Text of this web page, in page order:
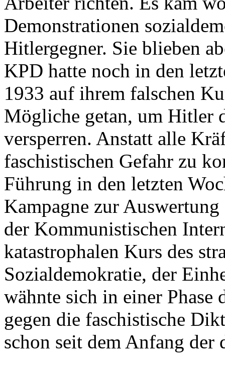
Demonstrationen
Hitlergegner. Sie blieben
KPD hatte noch in den
1933 auf ihrem falschen
Mögliche getan, um Hitler
versperren. Anstatt alle
faschistischen Gefahr zu
Führung in den letzten
Kampagne zur
der Kommunistischen
katastrophalen Kurs des
Sozialdemokratie, der
wähnte sich in einer
gegen die faschistische
schon seit dem Anfang der